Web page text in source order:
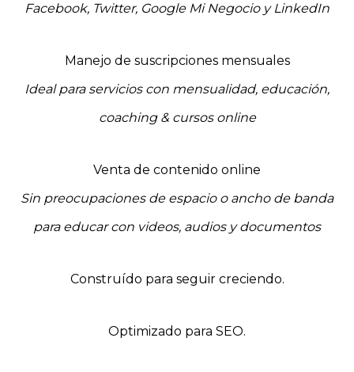
Facebook, Twitter, Google Mi Negocio y LinkedIn
Manejo de suscripciones mensuales
Ideal para servicios con mensualidad, educación,
coaching & cursos online
Venta de contenido online
Sin preocupaciones de espacio o ancho de banda
para educar con videos, audios y documentos
Construído para seguir creciendo.
Optimizado para SEO.